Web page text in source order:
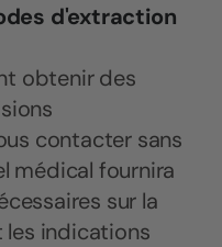
d'extraction
obtenir des
contacter sans
médical fournira
sur la
les indications